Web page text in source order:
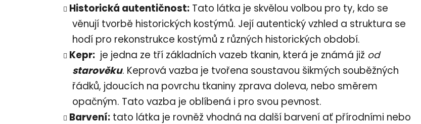
Historická autentičnost: Tato látka je skvělou volbou pro ty, kdo se
věnují tvorbě historických kostýmů. Její autentický vzhled a struktura se
hodí pro rekonstrukce kostýmů z různých historických období.
Kepr: je jedna ze tří základních vazeb tkanin, která je známá již od
starověku. Keprová vazba je tvořena soustavou šikmých souběžných
řádků, jdoucích na povrchu tkaniny zprava doleva, nebo směrem
opačným. Tato vazba je oblíbená i pro svou pevnost.
Barvení: tato látka je rovněž vhodná na další barvení ať přírodními nebo